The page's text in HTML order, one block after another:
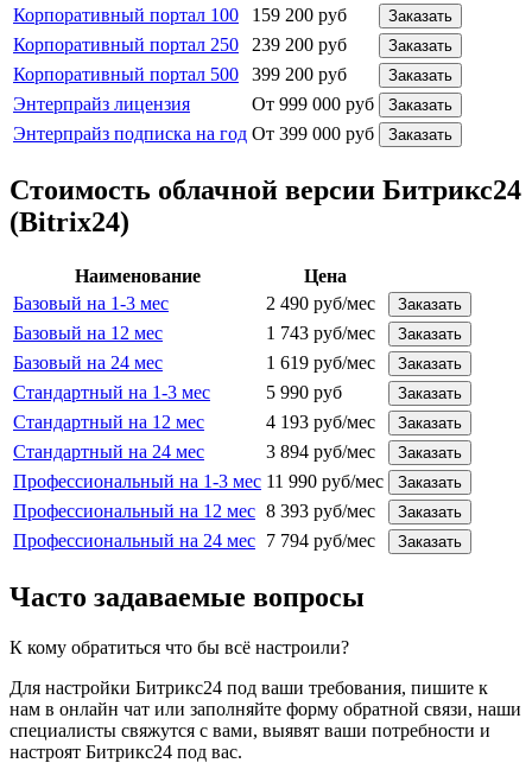
Корпоративный портал 100 159 200 руб Заказать
Корпоративный портал 250 239 200 руб Заказать
Корпоративный портал 500 399 200 руб Заказать
Энтерпрайз лицензия От 999 000 руб Заказать
Энтерпрайз подписка на год От 399 000 руб Заказать
Стоимость облачной версии Битрикс24
(Bitrix24)
Наименование
Цена
Базовый на 1-3 мес
2 490 руб/мес Заказать
Базовый на 12 мес 1 743 руб/мес Заказать
Базовый на 24 мес 1 619 руб/мес Заказать
Стандартный на 1-3 мес 5 990 руб Заказать
Стандартный на 12 мес 4 193 руб/мес Заказать
Стандартный на 24 мес 3 894 руб/мес Заказать
Профессиональный на 1-3 мес 11 990 руб/мес Заказать
Профессиональный на 12 мес 8 393 руб/мес Заказать
Профессиональный на 24 мес 7 794 руб/мес Заказать
Часто задаваемые вопросы
К кому обратиться что бы всё настроили?
Для настройки Битрикс24 под ваши требования, пишите к
нам в онлайн чат или заполняйте форму обратной связи, наши
специалисты свяжутся с вами, выявят ваши потребности и
настроят Битрикс24 под вас.